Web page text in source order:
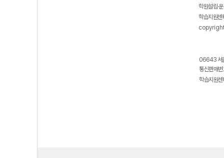
학원설립·
학습지원
06643 서
통신판매
학습지원